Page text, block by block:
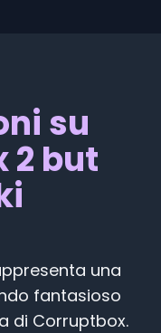
su
2 but
una
fantasioso
di Corruptbox.